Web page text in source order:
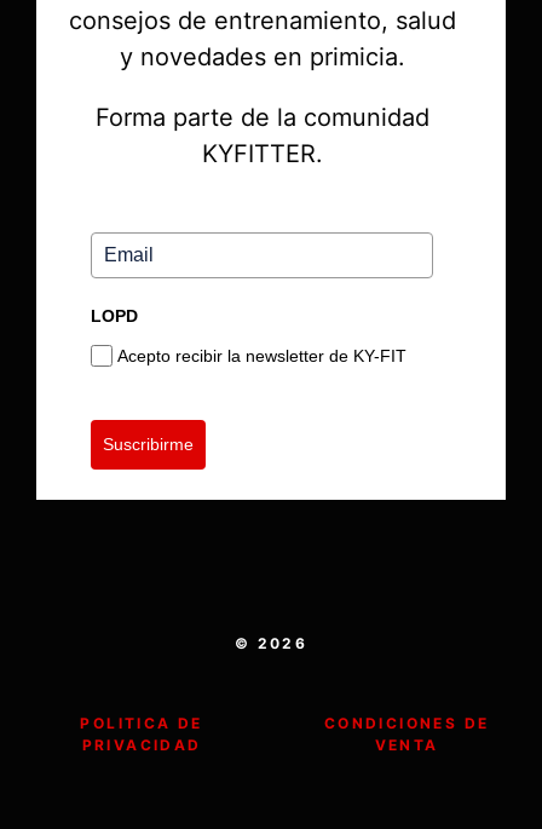
consejos de entrenamiento, salud
y novedades en primicia.
Forma parte de la comunidad
KYFITTER.
LOPD
Acepto recibir la newsletter de KY-FIT
Suscribirme
© 2026
POLITICA DE
PRIVACIDAD
CONDICIONES DE
VENTA